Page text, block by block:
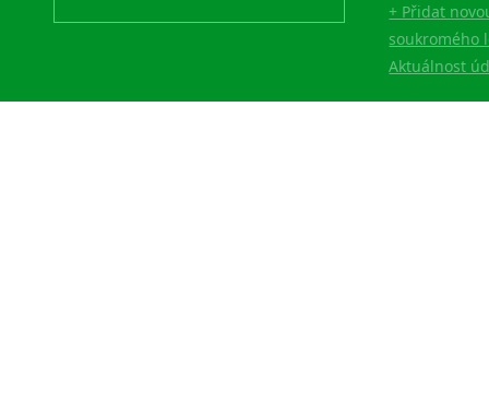
+ Přidat
soukromého
Aktuálnost